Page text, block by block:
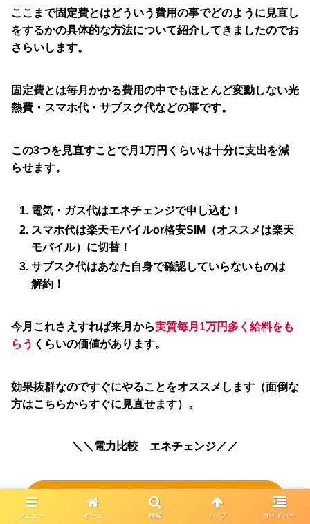
ここまで固定費とはどういう費用の事でどのように見直し
をするかの具体的な方法について紹介してきましたのでお
さらいします。
固定費とは毎月かかる費用の中でもほとんど変動しない光
熱費・スマホ代・サブスク代などの事です。
この3つを見直すことで月1万円くらいは十分に支出を減
らせます。
電気・ガス代はエネチェンジで申し込む！
スマホ代は楽天モバイルor格安SIM（オススメは楽天
モバイル）に切替！
サブスク代はあなた自身で確認していらないものは
解約！
今月これさえすれば来月から実質毎月1万円多く給料をも
らう くらいの価値があります。
効果抜群なのですぐにやることをオススメします（面倒な
方はこちらからすぐに見直せます）。
＼＼電力比較 エネチェンジ／／
まずは無料で電気シミュレーションから
メニュー ホーム 検索 トップ サイドバー